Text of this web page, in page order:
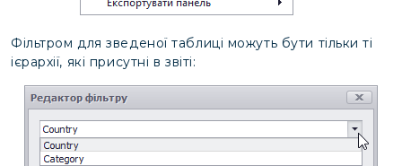
Фільтром для зведеної таблиці можуть бути тільки ті
ієрархії, які присутні в звіті: